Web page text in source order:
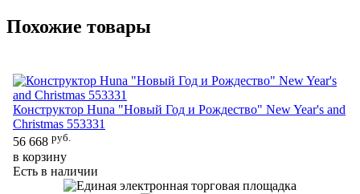
Похожие товары
Конструктор Huna "Новый Год и Рождество" New Year's and
Christmas 553331
56 668 руб.
в корзину
Есть в наличии